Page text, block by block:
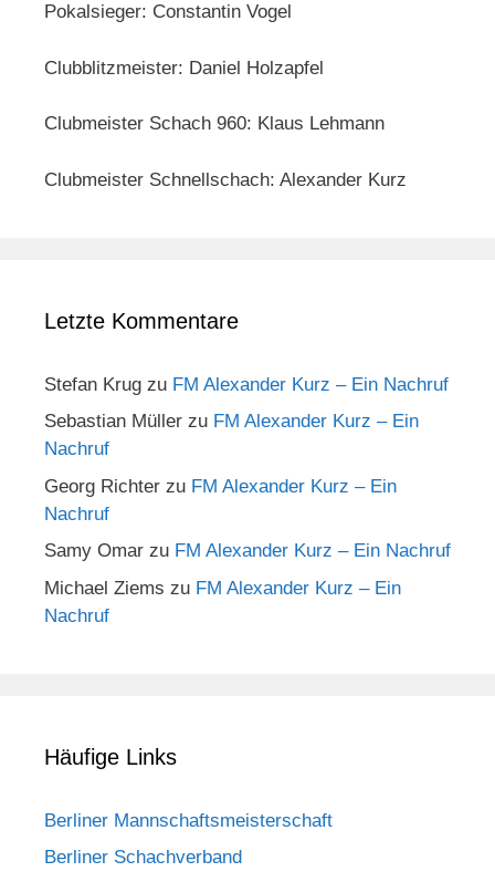
Pokalsieger: Constantin Vogel
Clubblitzmeister: Daniel Holzapfel
Clubmeister Schach 960: Klaus Lehmann
Clubmeister Schnellschach: Alexander Kurz
Letzte Kommentare
Stefan Krug zu FM Alexander Kurz – Ein Nachruf
Sebastian Müller zu FM Alexander Kurz – Ein
Nachruf
Georg Richter zu FM Alexander Kurz – Ein
Nachruf
Samy Omar zu FM Alexander Kurz – Ein Nachruf
Michael Ziems zu FM Alexander Kurz – Ein
Nachruf
Häufige Links
Berliner Mannschaftsmeisterschaft
Berliner Schachverband